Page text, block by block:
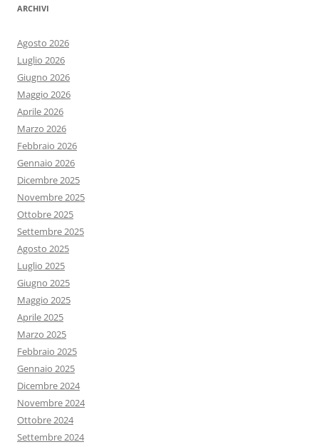
ARCHIVI
Agosto 2026
Luglio 2026
Giugno 2026
Maggio 2026
Aprile 2026
Marzo 2026
Febbraio 2026
Gennaio 2026
Dicembre 2025
Novembre 2025
Ottobre 2025
Settembre 2025
Agosto 2025
Luglio 2025
Giugno 2025
Maggio 2025
Aprile 2025
Marzo 2025
Febbraio 2025
Gennaio 2025
Dicembre 2024
Novembre 2024
Ottobre 2024
Settembre 2024